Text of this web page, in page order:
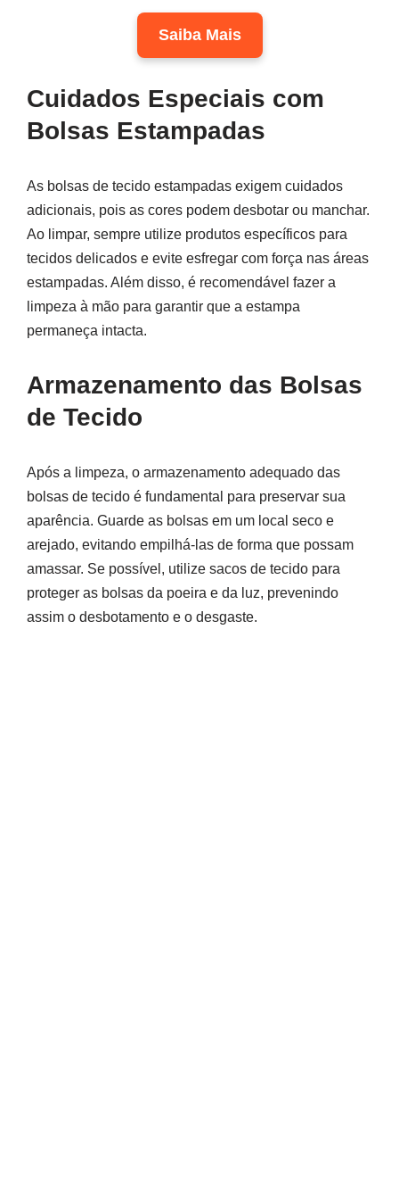
Saiba Mais
Cuidados Especiais com
Bolsas Estampadas
As bolsas de tecido estampadas exigem cuidados
adicionais, pois as cores podem desbotar ou manchar.
Ao limpar, sempre utilize produtos específicos para
tecidos delicados e evite esfregar com força nas áreas
estampadas. Além disso, é recomendável fazer a
limpeza à mão para garantir que a estampa
permaneça intacta.
Armazenamento das Bolsas
de Tecido
Após a limpeza, o armazenamento adequado das
bolsas de tecido é fundamental para preservar sua
aparência. Guarde as bolsas em um local seco e
arejado, evitando empilhá-las de forma que possam
amassar. Se possível, utilize sacos de tecido para
proteger as bolsas da poeira e da luz, prevenindo
assim o desbotamento e o desgaste.